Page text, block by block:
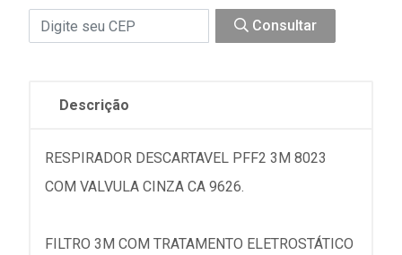
Consultar
Descrição
RESPIRADOR DESCARTAVEL PFF2 3M 8023
COM VALVULA CINZA CA 9626.
FILTRO 3M COM TRATAMENTO ELETROSTÁTICO